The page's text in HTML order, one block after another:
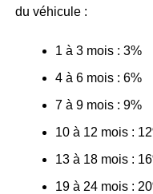
du véhicule :
1 à 3 mois : 3%
4 à 6 mois : 6%
7 à 9 mois : 9%
10 à 12 mois :
13 à 18 mois :
19 à 24 mois :